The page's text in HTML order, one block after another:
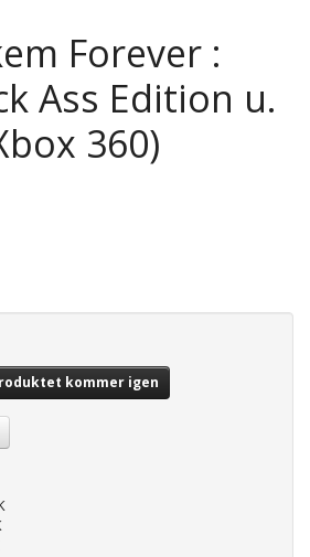
Forever :
Ass Edition u.
360)
kommer igen